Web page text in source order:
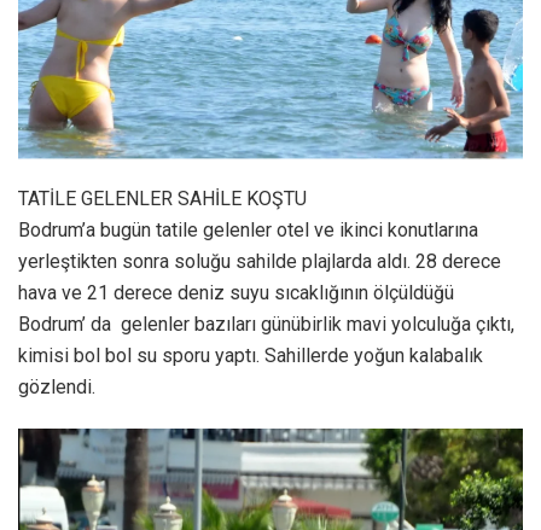
TATİLE GELENLER SAHİLE KOŞTU
Bodrum’a bugün tatile gelenler otel ve ikinci konutlarına
yerleştikten sonra soluğu sahilde plajlarda aldı. 28 derece
hava ve 21 derece deniz suyu sıcaklığının ölçüldüğü
Bodrum’ da gelenler bazıları günübirlik mavi yolculuğa çıktı,
kimisi bol bol su sporu yaptı. Sahillerde yoğun kalabalık
gözlendi.